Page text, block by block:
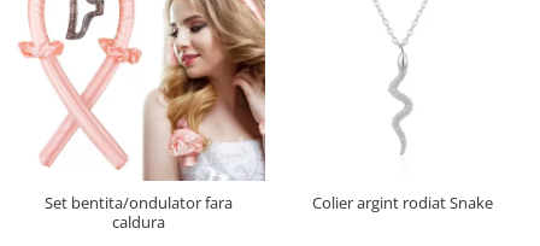
Set bentita/ondulator fara
caldura
Colier argint rodiat Snake